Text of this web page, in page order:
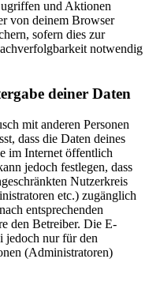
und Aktionen
von deinem Browser
sofern dies zur
notwendig
deiner Daten
mit anderen Personen
dass die Daten deines
im Internet öffentlich
jedoch festlegen, dass
Nutzerkreis
etc.) zugänglich
entsprechenden
den Betreiber. Die E-
jedoch nur für den
(Administratoren)